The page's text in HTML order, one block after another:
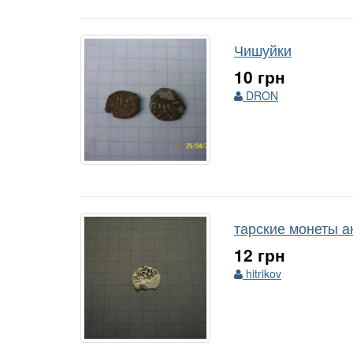
Чишуйки
10 грн
DRON
тарские монеты
12 грн
hitrikov